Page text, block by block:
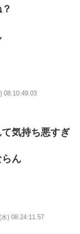
08:10:49.03
気持ち悪すぎ
ん
) 08:24:11.57